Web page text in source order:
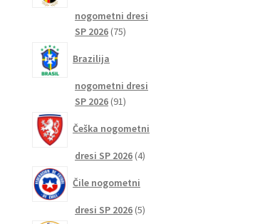
nogometni dresi
SP 2026 7575
Brazilija
nogometni dresi
SP 2026 9191
Češka nogometni
dresi SP 2026 44
Čile nogometni
dresi SP 2026 55